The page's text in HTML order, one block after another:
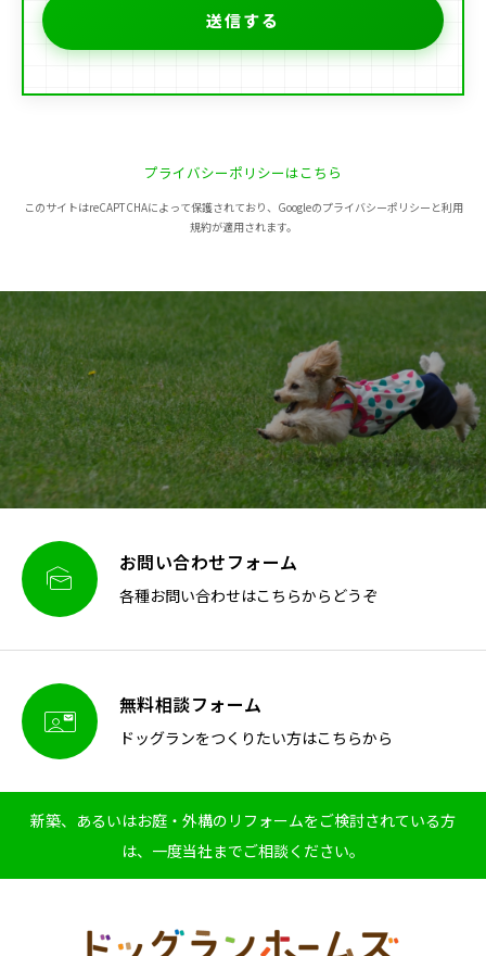
プライバシーポリシーはこちら
このサイトはreCAPTCHAによって保護されており、Googleのプライバシーポリシーと利用
規約が適用されます。
 お問い合わせフォーム
各種お問い合わせはこちらからどうぞ
 無料相談フォーム
ドッグランをつくりたい方はこちらから
新築、あるいはお庭・外構のリフォームをご検討されている方
は、一度当社までご相談ください。